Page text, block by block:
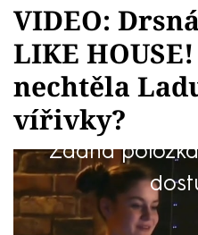
Témata
Showbyznys
Youtubeři
Virály
VIDEO:
LIKE
nechtěla
vířivky?
Žádná
Atmosféra mezi
že ovlivňuje i jindy
chvíle. Co vytočilo